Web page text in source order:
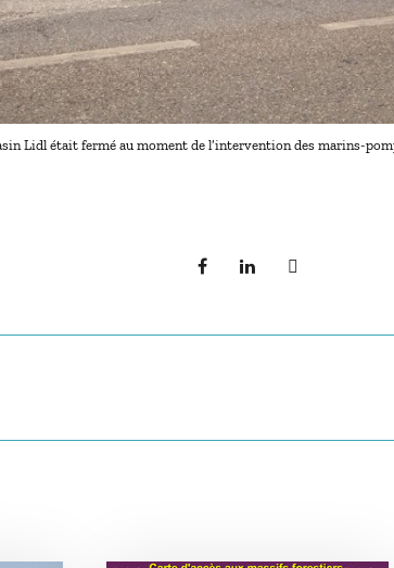
Lidl était fermé au moment de l’intervention des marins-